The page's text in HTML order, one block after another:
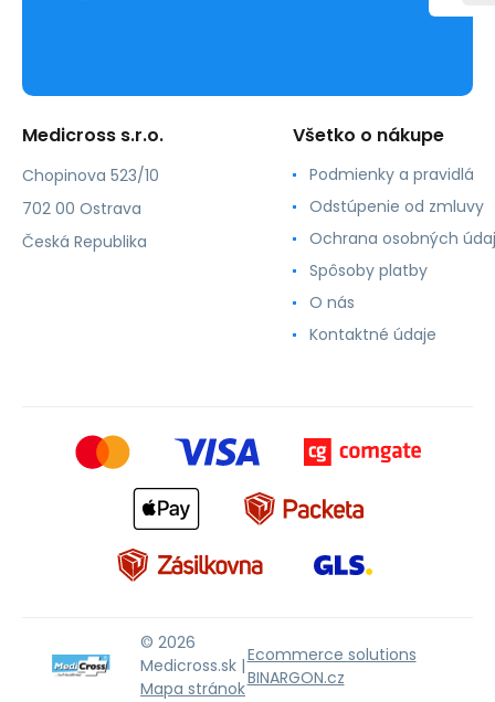
Medicross s.r.o.
Chopinova 523/10
702 00 Ostrava
Česká Republika
Všetko o nákupe
Podmienky a pravidlá
Odstúpenie od zmluvy
Ochrana osobných
Spôsoby platby
O nás
Kontaktné údaje
© 2026
Medicross.sk |
Mapa stránok
Ecommerce solutions
BINARGON.cz